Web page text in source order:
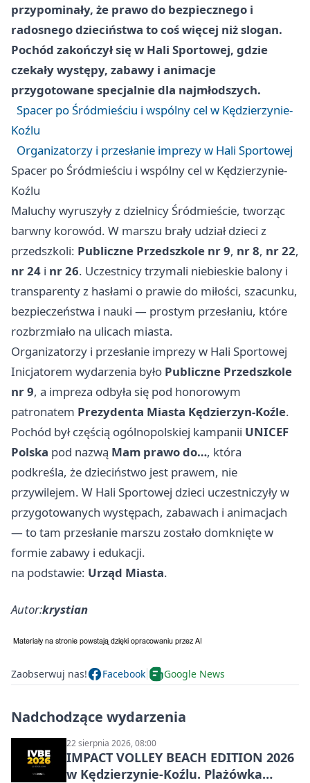
przypominały, że prawo do bezpiecznego i
radosnego dzieciństwa to coś więcej niż slogan.
Pochód zakończył się w Hali Sportowej, gdzie
czekały występy, zabawy i animacje
przygotowane specjalnie dla najmłodszych.
Spacer po Śródmieściu i wspólny cel w Kędzierzynie-
Koźlu
Organizatorzy i przesłanie imprezy w Hali Sportowej
Spacer po Śródmieściu i wspólny cel w Kędzierzynie-
Koźlu
Maluchy wyruszyły z dzielnicy Śródmieście, tworząc
barwny korowód. W marszu brały udział dzieci z
przedszkoli: Publiczne Przedszkole nr 9, nr 8, nr 22,
nr 24 i nr 26. Uczestnicy trzymali niebieskie balony i
transparenty z hasłami o prawie do miłości, szacunku,
bezpieczeństwa i nauki — prostym przesłaniu, które
rozbrzmiało na ulicach miasta.
Organizatorzy i przesłanie imprezy w Hali Sportowej
Inicjatorem wydarzenia było Publiczne Przedszkole
nr 9, a impreza odbyła się pod honorowym
patronatem Prezydenta Miasta Kędzierzyn-Koźle.
Pochód był częścią ogólnopolskiej kampanii UNICEF
Polska pod nazwą Mam prawo do…, która
podkreśla, że dzieciństwo jest prawem, nie
przywilejem. W Hali Sportowej dzieci uczestniczyły w
przygotowanych występach, zabawach i animacjach
— to tam przesłanie marszu zostało domknięte w
formie zabawy i edukacji.
na podstawie: Urząd Miasta.
Autor:krystian
Zaobserwuj nas! Facebook Google News
Nadchodzące wydarzenia
22 sierpnia 2026, 08:00
IMPACT VOLLEY BEACH EDITION 2026
w Kędzierzynie-Koźlu. Plażówka